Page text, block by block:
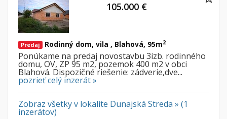
Predaj Rodinný dom, vila , Blahová, 95m2
Ponúkame na predaj novostavbu 3izb. rodinného
domu, OV, ZP 95 m2, pozemok 400 m2 v obci
Blahová. Dispozičné riešenie: zádverie,dve...
pozrieť celý inzerát »
105.000 €
Zobraz všetky v lokalite Dunajská Streda » (1
inzerátov)